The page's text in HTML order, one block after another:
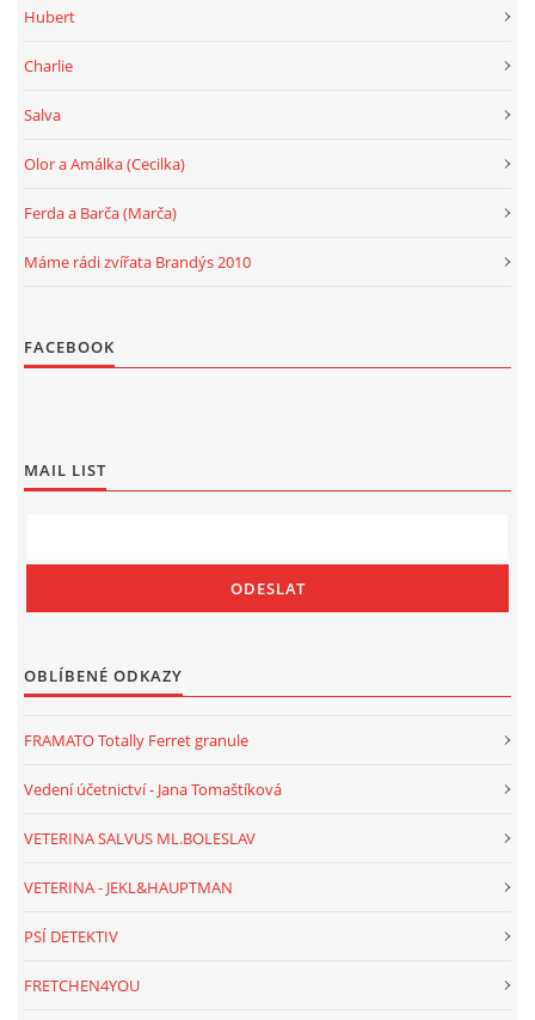
Hubert
Charlie
Salva
Olor a Amálka (Cecilka)
Ferda a Barča (Marča)
Máme rádi zvířata Brandýs 2010
FACEBOOK
MAIL LIST
OBLÍBENÉ ODKAZY
FRAMATO Totally Ferret granule
Vedení účetnictví - Jana Tomaštíková
VETERINA SALVUS ML.BOLESLAV
VETERINA - JEKL&HAUPTMAN
PSÍ DETEKTIV
FRETCHEN4YOU